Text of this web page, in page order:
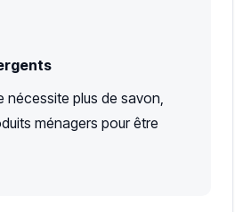
nécessite plus de savon,
ménagers pour être